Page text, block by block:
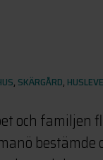
, SKÄRGÅRD,
och familjen
bestämde